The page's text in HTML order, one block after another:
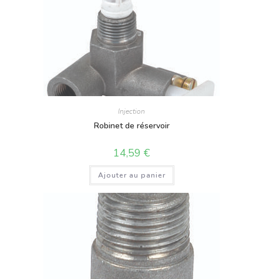
Injection
Robinet de réservoir
14,59 €
Ajouter au panier